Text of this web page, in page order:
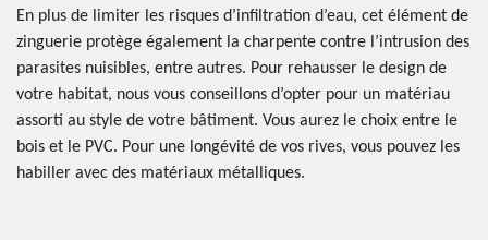
En plus de limiter les risques d’infiltration d’eau, cet élément de
zinguerie protège également la charpente contre l’intrusion des
parasites nuisibles, entre autres. Pour rehausser le design de
votre habitat, nous vous conseillons d’opter pour un matériau
assorti au style de votre bâtiment. Vous aurez le choix entre le
bois et le PVC. Pour une longévité de vos rives, vous pouvez les
habiller avec des matériaux métalliques.